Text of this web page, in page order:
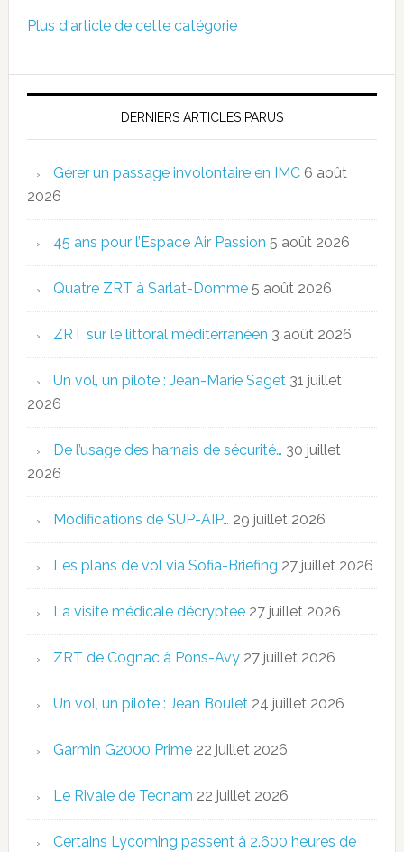
Plus d'article de cette catégorie
DERNIERS ARTICLES PARUS
Gérer un passage involontaire en IMC 6 août
2026
45 ans pour l’Espace Air Passion 5 août 2026
Quatre ZRT à Sarlat-Domme 5 août 2026
ZRT sur le littoral méditerranéen 3 août 2026
Un vol, un pilote : Jean-Marie Saget 31 juillet
2026
De l’usage des harnais de sécurité… 30 juillet
2026
Modifications de SUP-AIP… 29 juillet 2026
Les plans de vol via Sofia-Briefing 27 juillet 2026
La visite médicale décryptée 27 juillet 2026
ZRT de Cognac à Pons-Avy 27 juillet 2026
Un vol, un pilote : Jean Boulet 24 juillet 2026
Garmin G2000 Prime 22 juillet 2026
Le Rivale de Tecnam 22 juillet 2026
Certains Lycoming passent à 2.600 heures de